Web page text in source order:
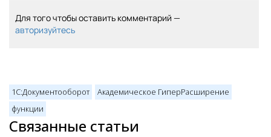
Для того чтобы оставить комментарий —
авторизуйтесь
1С:Документооборот
Академическое ГиперРасширение
функции
Связанные статьи